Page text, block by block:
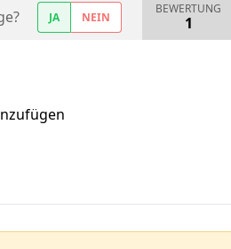
JA NEIN
BEWERTUNG
1